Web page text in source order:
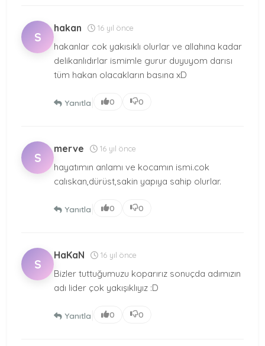
S
hakan 16 yıl önce
hakanlar cok yakısıklı olurlar ve allahına kadar
delikanlıdırlar ismimle gurur duyuyom darısı
tüm hakan olacakların basına xD
Yanıtla 0 0
S
merve 16 yıl önce
hayatımın anlamı ve kocamın ismi.cok
calıskan,dürüst,sakin yapıya sahip olurlar.
Yanıtla 0 0
S
HaKaN 16 yıl önce
Bizler tuttuğumuzu koparırız sonuçda adımızın
adı lider çok yakışıklıyız :D
Yanıtla 0 0